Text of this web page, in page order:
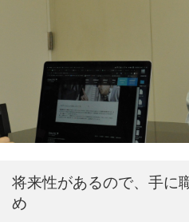
将来性があるので、手に
め